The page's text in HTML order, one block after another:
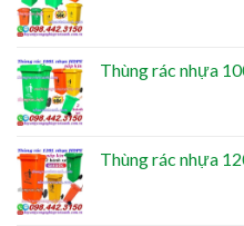
Thùng rác nhựa
Thùng rác nhựa